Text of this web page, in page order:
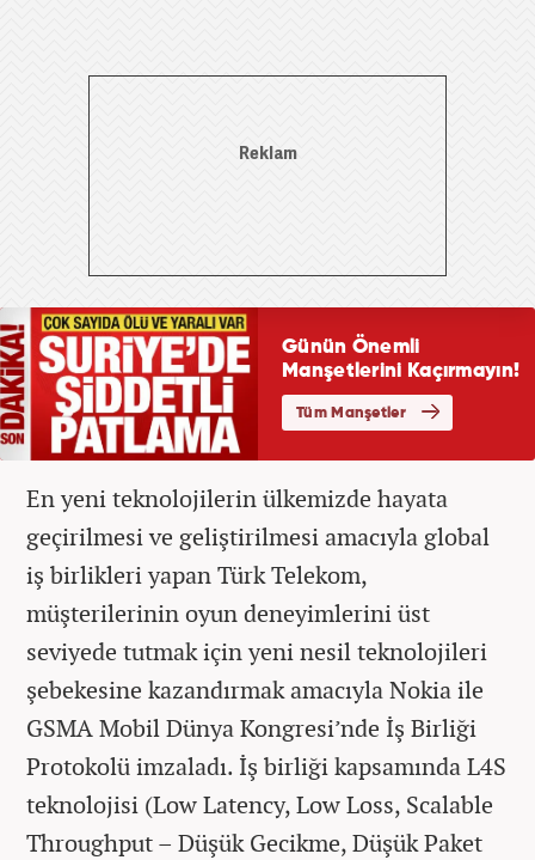
En yeni teknolojilerin ülkemizde hayata
geçirilmesi ve geliştirilmesi amacıyla global
iş birlikleri yapan Türk Telekom,
müşterilerinin oyun deneyimlerini üst
seviyede tutmak için yeni nesil teknolojileri
şebekesine kazandırmak amacıyla Nokia ile
GSMA Mobil Dünya Kongresi’nde İş Birliği
Protokolü imzaladı. İş birliği kapsamında L4S
teknolojisi (Low Latency, Low Loss, Scalable
Throughput – Düşük Gecikme, Düşük Paket